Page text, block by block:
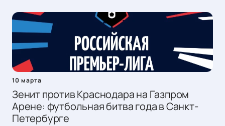
10 марта
Зенит против Краснодара на Газпром
Арене: футбольная битва года в Санкт-
Петербурге